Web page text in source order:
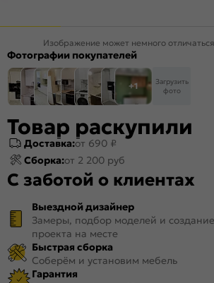
Изображение может немного отличаться
Фотографии покупателей
+1
Загрузить
фото
Товар раскупили
Доставка:от 690 ₽
Сборка:от 2 200 руб
С заботой о клиентах
Выездной дизайнер
Замеры, подбор моделей и
проекта на месте
Быстрая сборка
Соберём и установим мебель
Гарантия